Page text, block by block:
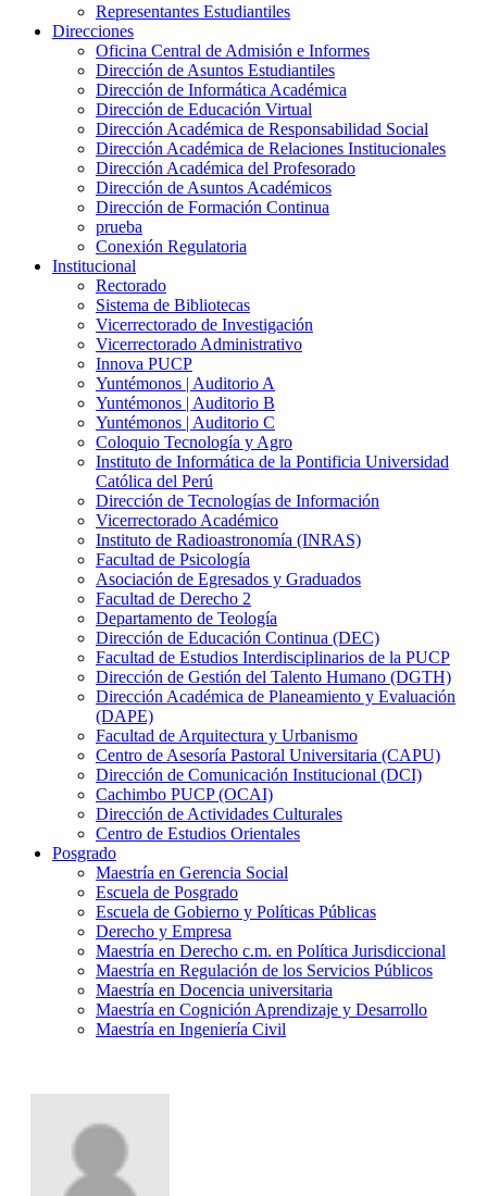
Representantes Estudiantiles
Direcciones
Oficina Central de Admisión e Informes
Dirección de Asuntos Estudiantiles
Dirección de Informática Académica
Dirección de Educación Virtual
Dirección Académica de Responsabilidad Social
Dirección Académica de Relaciones Institucionales
Dirección Académica del Profesorado
Dirección de Asuntos Académicos
Dirección de Formación Continua
prueba
Conexión Regulatoria
Institucional
Rectorado
Sistema de Bibliotecas
Vicerrectorado de Investigación
Vicerrectorado Administrativo
Innova PUCP
Yuntémonos | Auditorio A
Yuntémonos | Auditorio B
Yuntémonos | Auditorio C
Coloquio Tecnología y Agro
Instituto de Informática de la Pontificia Universidad
Católica del Perú
Dirección de Tecnologías de Información
Vicerrectorado Académico
Instituto de Radioastronomía (INRAS)
Facultad de Psicología
Asociación de Egresados y Graduados
Facultad de Derecho 2
Departamento de Teología
Dirección de Educación Continua (DEC)
Facultad de Estudios Interdisciplinarios de la PUCP
Dirección de Gestión del Talento Humano (DGTH)
Dirección Académica de Planeamiento y Evaluación
(DAPE)
Facultad de Arquitectura y Urbanismo
Centro de Asesoría Pastoral Universitaria (CAPU)
Dirección de Comunicación Institucional (DCI)
Cachimbo PUCP (OCAI)
Dirección de Actividades Culturales
Centro de Estudios Orientales
Posgrado
Maestría en Gerencia Social
Escuela de Posgrado
Escuela de Gobierno y Políticas Públicas
Derecho y Empresa
Maestría en Derecho c.m. en Política Jurisdiccional
Maestría en Regulación de los Servicios Públicos
Maestría en Docencia universitaria
Maestría en Cognición Aprendizaje y Desarrollo
Maestría en Ingeniería Civil